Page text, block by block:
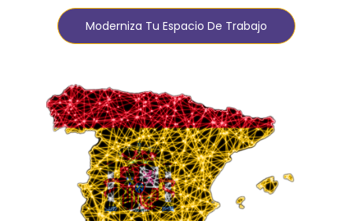
Moderniza Tu Espacio De Trabajo